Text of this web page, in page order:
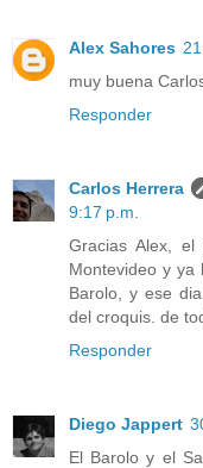
Alex Sahores
muy buena
Responder
Carlos Herrera
9:17 p.m.
Gracias Alex,
Montevideo y ya
Barolo, y ese
del croquis. de
Responder
Diego Jappert
El Barolo y el